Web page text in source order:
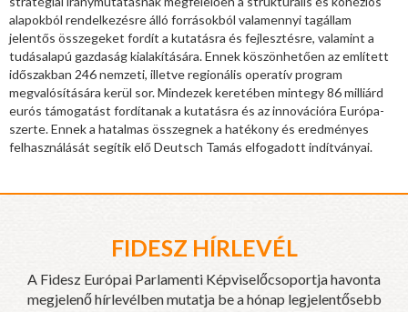
alapokból rendelkezésre álló forrásokból valamennyi tagállam
jelentős összegeket fordít a kutatásra és fejlesztésre, valamint a
tudásalapú gazdaság kialakítására. Ennek köszönhetően az említett
időszakban 246 nemzeti, illetve regionális operatív program
megvalósítására kerül sor. Mindezek keretében mintegy 86 milliárd
eurós támogatást fordítanak a kutatásra és az innovációra Európa-
szerte. Ennek a hatalmas összegnek a hatékony és eredményes
felhasználását segítik elő Deutsch Tamás elfogadott indítványai.
FIDESZ HÍRLEVÉL
A Fidesz Európai Parlamenti Képviselőcsoportja havonta
megjelenő hírlevélben mutatja be a hónap legjelentősebb